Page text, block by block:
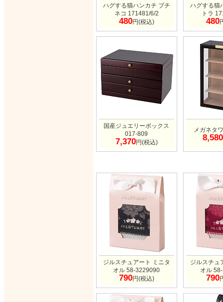
ハグする猫ハンカチ ブチ
ネコ 171481/6/2
480円(税込)
ハグする猫
トラ
480
国産ジュエリーボックス
017-809
7,370円(税込)
メガネタ
8,580
ジルスチュアート ミニタ
オル 58-3229090
790円(税込)
ジルスチュ
オル
790